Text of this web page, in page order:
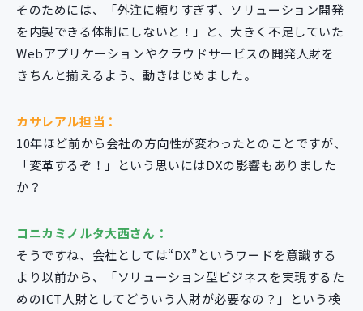
そのためには、「外注に頼りすぎず、ソリューション開発
を内製できる体制にしないと！」と、大きく不足していた
Webアプリケーションやクラウドサービスの開発人財を
きちんと揃えるよう、動きはじめました。
カサレアル担当：
10年ほど前から会社の方向性が変わったとのことですが、
「変革するぞ！」という思いにはDXの影響もありました
か？
コニカミノルタ大西さん：
そうですね、会社としては“DX”というワードを意識する
より以前から、「ソリューション型ビジネスを実現するた
めのICT人財としてどういう人財が必要なの？」という検